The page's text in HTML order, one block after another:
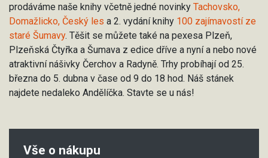
prodáváme naše knihy včetně jedné novinky Tachovsko,
Domažlicko, Český les a 2. vydání knihy 100 zajímavostí ze
staré Šumavy. Těšit se můžete také na pexesa Plzeň,
Plzeňská Čtyřka a Šumava z edice dříve a nyní a nebo nové
atraktivní nášivky Čerchov a Radyně. Trhy probíhají od 25.
března do 5. dubna v čase od 9 do 18 hod. Náš stánek
najdete nedaleko Andělíčka. Stavte se u nás!
Vše o nákupu